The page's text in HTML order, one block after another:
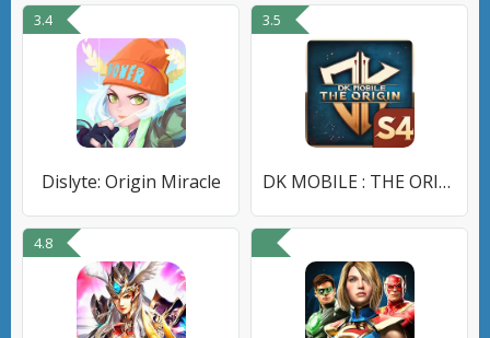
3.4
Dislyte: Origin Miracle
3.5
DK MOBILE : THE ORIGIN
4.8